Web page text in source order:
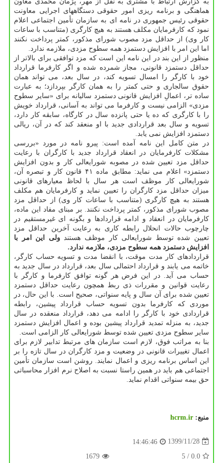
هماهنگی و برنامه ریزی امور حقوقی دستگاههای اجرایی معاونت
حقوقی رئیس جمهوری در نامه ای به سازمان تأمین اجتماعی اعلام
نمود که کارفرمایان مکلف هستند به هیچ کارگری (متناسب با ساعات
کار وی) از حداقل مزد مصوب شورای مذکور، کمتر پرداخت نکنند
اما این امر با افزایش دستمزد همه سطوح مزدی، ملازمه ندارد.
منظور از این بند در این نامه این است که مزد توافقی برای بالاتر از
حداقل دستمزد قانونی، مجاز شمرده شده و اگر کارفرما قرارداد
خود با کارگر را امسال تسویه کند، در سال بعد، می تواند همان
حقوق سالجاری و حتی کمتر را به همان کارگر بپردازد؛ به عبارت
ساده تر، اعمالِ افزایش قانونی دستمزد سالیانه برای «سایر سطوح
مزدی» الزامی نیست و کارفرما می تواند به آسانی، قرارداد خویش
را با کارگری که ده یا حتی پانزده سال در کارگاه، سابقه کار دارد،
تسویه و سال بعد قراردادی جدید با او منعقد کند که در آن، ریالی
دستمزد افزایش نمی یابد.
در متن کامل این نامه آمده است: پیرو نامه در مورد «بررسی
مشکلات کارفرمایان در انعقاد قرارداد جدید با کارگران با رعایت
حداقل مزد تعیین شده در مصوبه شورایعالی کار و بدون افزایش
دستمزد» اعلام می نماید: مطابق ماده ۴۱ قانون کار و تبصره آن،
شورایعالی کار موظف است هر سال با لحاظ معیارهای قانونی
میزان حداقل مزد کارگران را تعیین نماید و کارفرمایان هم مکلف
هستند به هیچ کارگری (متناسب با ساعات کار وی) از حداقل مزد
مصوب شورای مذکور، کمتر پرداخت نکنند. بر مبنای مفاد این ماده،
کارفرمایان در انعقاد و ادامه قراردادها و بگونه ای غیرمستقیم در
چارچوب حالات انحلال رابطه کاری به رعایت آخرین حداقل مزد
تعیین شده توسط شورایعالی کار موظف هستندولی این امر با
افزایش دستمزد همه سطوح مزدی، ملازمه ندارد.
قراردادهای کار مدت موقت، با انقضا مدت و تسویه حساب کارگر،
خاتمه می یابند و قرارداد احتمالی سال بعد، قرارداد در سال جدید به
حساب می آید. در این فرض هر گونه توافق کارفرما و کارگر با
رعایت قوانین و مقررات ذی ربط همچون رعایت حداقل دستمزد
تعیین شده برای آن سال و پایه سنواتی، صحیح است. با این حال، در
موردی که کارفرما بدون تسویه حساب قرارداد پیشین، رابطه
قراردادی خود با کارگر را ادامه می دهد، قرارداد منعقده در سال
جدید، به منزله تمدید قرارداد پیشین بوده و اعمال افزایش دستمزد
سایر سطوح مزدی تعیین شده توسط شورایعالی کار الزامی است.
بنا به مراتب فوق، لازم است سازمان های مرتبط تدابیر لازم برای
اعمال تغییرات قانونی در وضعیت و مزد کارگران در سال تازه را بر
این اساس برنامه ریزی و اعمال نمایند. روشن است سازمان تأمین
اجتماعی هم باید در همین راستا نسبت به اصلاح نرم افزار محاسباتی
حق بیمه سنواتی اقدام نماید.
منبع: hcrm.ir
1399/11/28
14:46:46
0.0
/ 5
1679